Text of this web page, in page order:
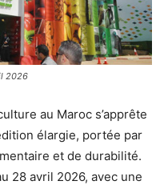
2026
au Maroc s’apprête
élargie, portée par
et de durabilité.
28 avril 2026, avec une